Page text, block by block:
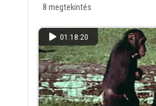
Központban - Szombathely,
8 megtekintés
01:18:20